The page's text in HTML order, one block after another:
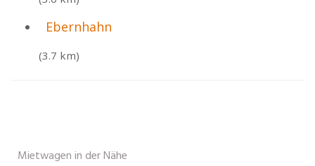
Ebernhahn
(3.7 km)
Mietwagen in der Nähe